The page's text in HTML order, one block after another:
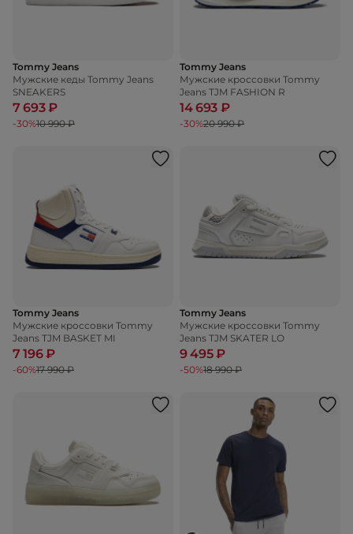
Tommy Jeans
Мужские кеды Tommy Jeans
SNEAKERS
7 693 ₽
-30%10 990 ₽
Tommy Jeans
Мужские кроссовки Tommy
Jeans TJM FASHION R
14 693 ₽
-30%20 990 ₽
Tommy Jeans
Мужские кроссовки Tommy
Jeans TJM BASKET MI
7 196 ₽
-60%17 990 ₽
Tommy Jeans
Мужские кроссовки Tommy
Jeans TJM SKATER LO
9 495 ₽
-50%18 990 ₽